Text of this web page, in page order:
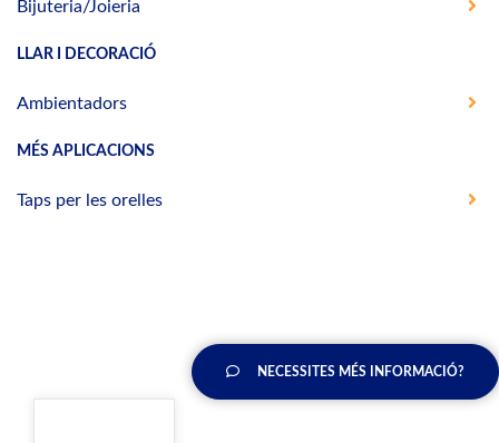
Bijuteria/Joieria
LLAR I DECORACIÓ
Ambientadors
MÉS APLICACIONS
Taps per les orelles
NECESSITES MÉS INFORMACIÓ?